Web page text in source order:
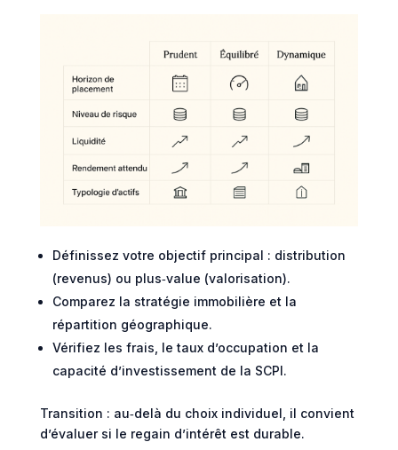
Définissez votre objectif principal : distribution
(revenus) ou plus‑value (valorisation).
Comparez la stratégie immobilière et la
répartition géographique.
Vérifiez les frais, le taux d’occupation et la
capacité d’investissement de la SCPI.
Transition : au‑delà du choix individuel, il convient
d’évaluer si le regain d’intérêt est durable.